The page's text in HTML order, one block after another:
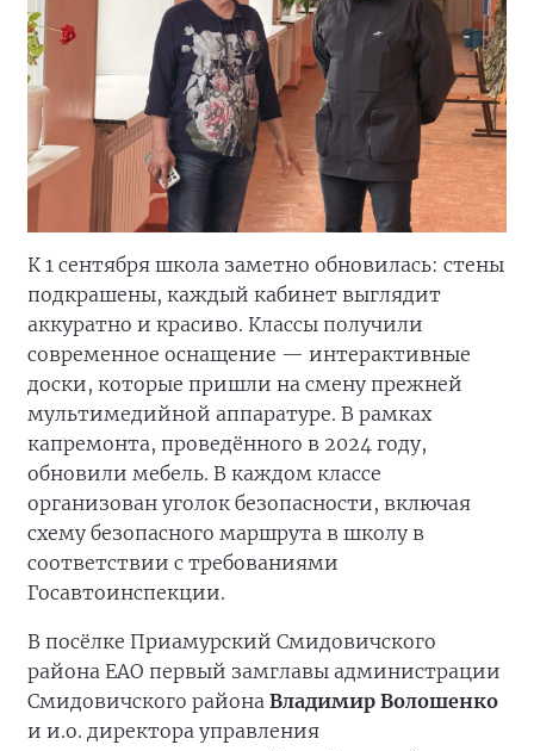
К 1 сентября школа заметно обновилась: стены
подкрашены, каждый кабинет выглядит
аккуратно и красиво. Классы получили
современное оснащение — интерактивные
доски, которые пришли на смену прежней
мультимедийной аппаратуре. В рамках
капремонта, проведённого в 2024 году,
обновили мебель. В каждом классе
организован уголок безопасности, включая
схему безопасного маршрута в школу в
соответствии с требованиями
Госавтоинспекции.
В посёлке Приамурский Смидовичского
района ЕАО первый замглавы администрации
Смидовичского района Владимир Волошенко
и и.о. директора управления